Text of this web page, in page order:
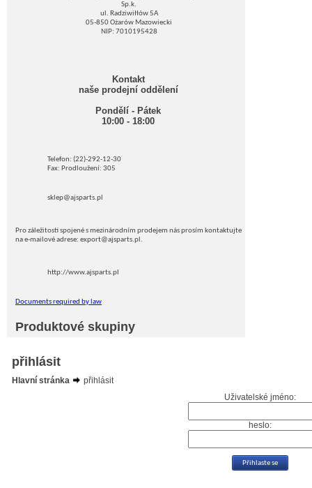
Sp.k.
ul. Radziwiłłów 5A
05-850 Ożarów Mazowiecki
NIP: 7010195428
Kontakt
naše prodejní oddělení
Pondělí - Pátek
10:00 - 18:00
Telefon: (22)-292-12-30
Fax: Prodloužení: 305
sklep@ajsparts.pl
Pro záležitosti spojené s mezinárodním prodejem nás prosím kontaktujte
na e-mailové adrese: export@ajsparts.pl.
http://www.ajsparts.pl
Documents required by law
Produktové skupiny
přihlásit
Hlavní stránka
přihlásit
Uživatelské jméno:
heslo: